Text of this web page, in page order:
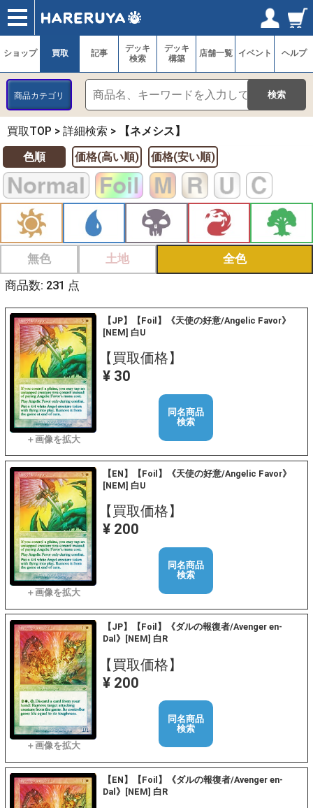
ショップ
買取
記事
デッキ検索
デッキ構築
選手一覧
店舗一覧
イベント
ヘルプ
お問い合わせ ログイン／会員登録
マイページ
ショップ 買取 記事
デッキ
検索
デッキ
構築
店舗一覧 イベント ヘルプ
商品カテゴリ
買取TOP > 詳細検索 >
【ネメシス】
色順
価格(高い順) 価格(安い順)
無色 土地
全色
商品数: 231 点
【JP】【Foil】《天使の好意/Angelic Favor》
[NEM] 白U
【買取価格】
¥ 30
同名商品
検索
【EN】【Foil】《天使の好意/Angelic Favor》
[NEM] 白U
【買取価格】
¥ 200
同名商品
検索
【JP】【Foil】《ダルの報復者/Avenger en-
Dal》[NEM] 白R
【買取価格】
¥ 200
同名商品
検索
【EN】【Foil】《ダルの報復者/Avenger en-
Dal》[NEM] 白R